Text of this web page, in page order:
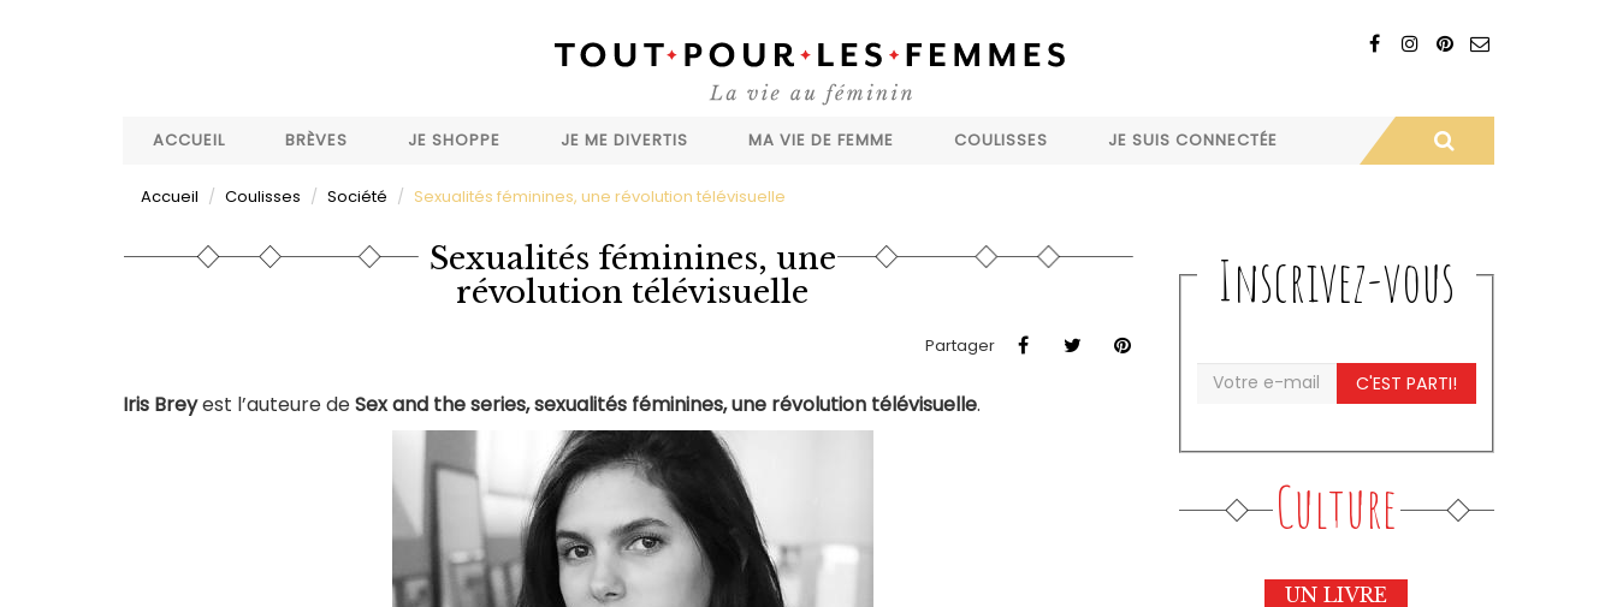
ACCUEIL
BRÈVES JE SHOPPE JE ME DIVERTIS MA VIE DE FEMME COULISSES JE SUIS CONNECTÉE
Accueil Coulisses Société Sexualités féminines, une révolution télévisuelle
Sexualités féminines, une
révolution télévisuelle
Partager
Iris Breyest l’auteure deSex and the series, sexualités féminines, une révolution télévisuelle.
Inscrivez-vous
C'EST PARTI!
Culture
UN LIVRE